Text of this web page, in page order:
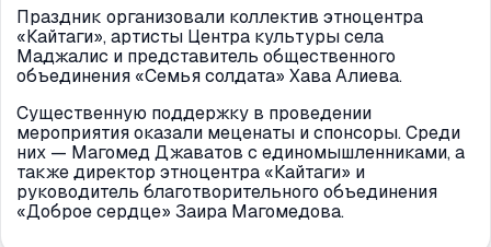
Праздник организовали коллектив этноцентра
«Кайтаги», артисты Центра культуры села
Маджалис и представитель общественного
объединения «Семья солдата» Хава Алиева.
Существенную поддержку в проведении
мероприятия оказали меценаты и спонсоры. Среди
них — Магомед Джаватов с единомышленниками, а
также директор этноцентра «Кайтаги» и
руководитель благотворительного объединения
«Доброе сердце» Заира Магомедова.